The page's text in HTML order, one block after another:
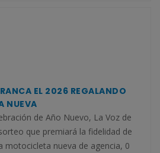
EL 2026 REGALANDO
NUEVA
de Año Nuevo, La Voz de
que premiará la fidelidad de
motocicleta nueva de agencia, 0